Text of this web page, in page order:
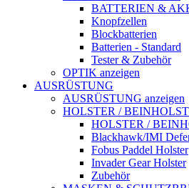
BATTERIEN &
Knopfzellen
Blockbatterien
Batterien - Standard
Tester & Zubehör
OPTIK anzeigen
AUSRÜSTUNG
AUSRÜSTUNG anzeigen
HOLSTER /
HOLSTER /
Blackhawk/IMI
Fobus Paddel Holster
Invader Gear Holster
Zubehör